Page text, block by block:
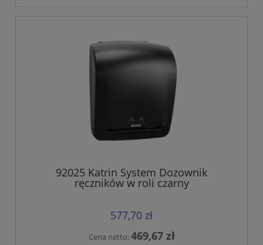
92025 Katrin System Dozownik
ręczników w roli czarny
577,70 zł
Cena netto:469,67 zł